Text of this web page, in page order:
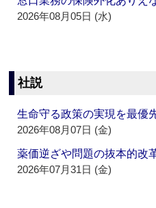
2026年08月05日 (水)
社説
生命守る政策の実現を最優
2026年08月07日 (金)
薬価逆ざや問題の抜本的改
2026年07月31日 (金)